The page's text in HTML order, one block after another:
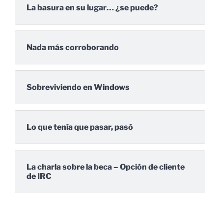
La basura en su lugar… ¿se puede?
Nada más corroborando
Sobreviviendo en Windows
Lo que tenía que pasar, pasó
La charla sobre la beca – Opción de cliente
de IRC